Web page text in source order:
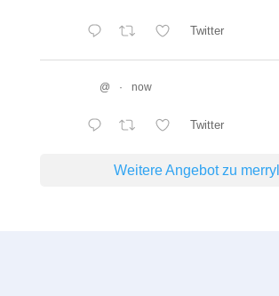
Twitter
@ · now
Twitter
Weitere Angebot zu merryll